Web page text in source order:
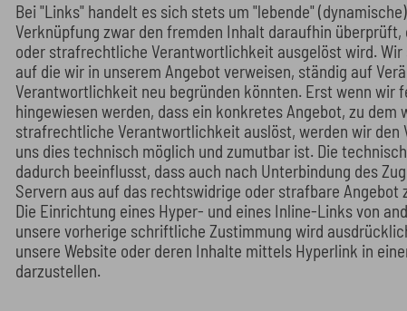
Bei "Links" handelt es sich stets um "lebende"
Verknüpfung zwar den fremden Inhalt daraufhin
oder strafrechtliche Verantwortlichkeit ausgelöst wird.
auf die wir in unserem Angebot verweisen, ständig auf
Verantwortlichkeit neu begründen könnten. Erst wenn wir
hingewiesen werden, dass ein konkretes Angebot, zu
strafrechtliche Verantwortlichkeit auslöst, werden wir den
uns dies technisch möglich und zumutbar ist. Die
dadurch beeinflusst, dass auch nach Unterbindung des
Servern aus auf das rechtswidrige oder strafbare Angebot
Die Einrichtung eines Hyper- und eines Inline-Links von
unsere vorherige schriftliche Zustimmung wird
unsere Website oder deren Inhalte mittels Hyperlink in
darzustellen.